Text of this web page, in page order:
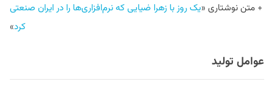
+ متن نوشتاری «یک روز با زهرا ضیایی که نرم‌افزاری‌ها را در ایران صنعتی
کرد»
عوامل تولید